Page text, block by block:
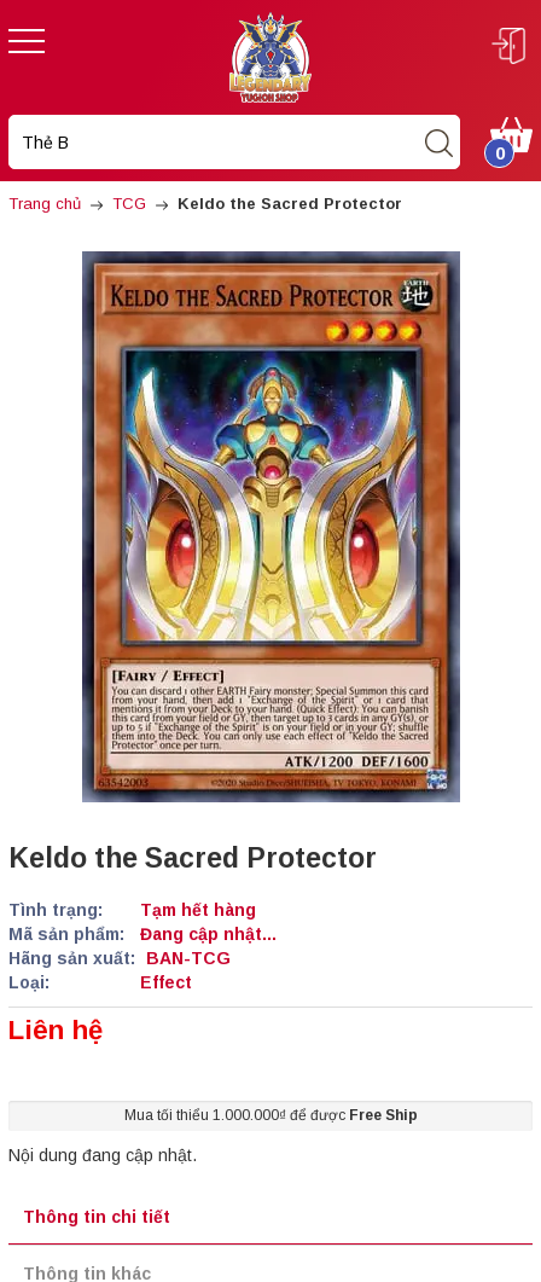
0
Trang chủ TCG Keldo the Sacred Protector
Keldo the Sacred Protector
Tình trạng:
Tạm hết hàng
Mã sản phẩm:
Đang cập nhật...
Hãng sản xuất:
BAN-TCG
Loại:
Effect
Liên hệ
Mua tối thiểu 1.000.000₫ để được Free Ship
Nội dung đang cập nhật.
Thông tin chi tiết
Thông tin khác